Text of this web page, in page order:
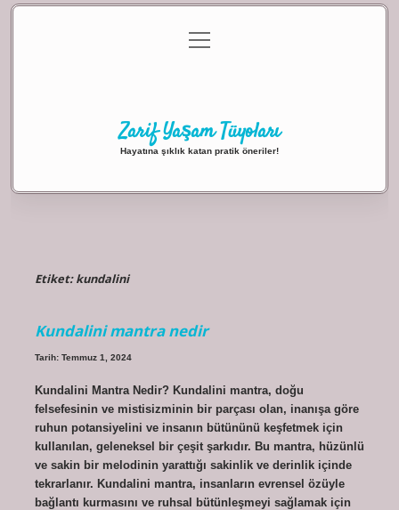
Gizlilik Politikası
menüyü
aç
Zarif Yaşam Tüyoları
Hayatına şıklık katan pratik öneriler!
Etiket:kundalini
Kundalini mantra nedir
Tarih: Temmuz 1, 2024
Kundalini Mantra Nedir? Kundalini mantra, doğu
felsefesinin ve mistisizminin bir parçası olan, inanışa göre
ruhun potansiyelini ve insanın bütününü keşfetmek için
kullanılan, geleneksel bir çeşit şarkıdır. Bu mantra, hüzünlü
ve sakin bir melodinin yarattığı sakinlik ve derinlik içinde
tekrarlanır. Kundalini mantra, insanların evrensel özüyle
bağlantı kurmasını ve ruhsal bütünleşmeyi sağlamak için